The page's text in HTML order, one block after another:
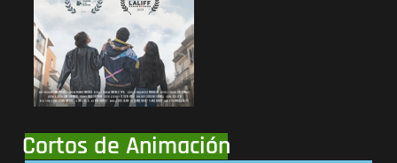
Cortos de Animación